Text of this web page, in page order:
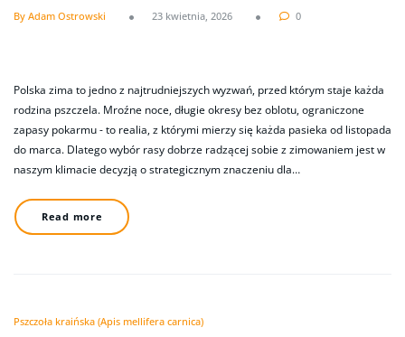
By Adam Ostrowski 23 kwietnia, 2026 0
Polska zima to jedno z najtrudniejszych wyzwań, przed którym staje każda
rodzina pszczela. Mroźne noce, długie okresy bez oblotu, ograniczone
zapasy pokarmu - to realia, z którymi mierzy się każda pasieka od listopada
do marca. Dlatego wybór rasy dobrze radzącej sobie z zimowaniem jest w
naszym klimacie decyzją o strategicznym znaczeniu dla…
Read more
Pszczoła kraińska (Apis mellifera carnica)